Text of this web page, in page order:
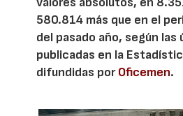
580.814 más que en el
del pasado año, según
publicadas en la
difundidas porOficemen.